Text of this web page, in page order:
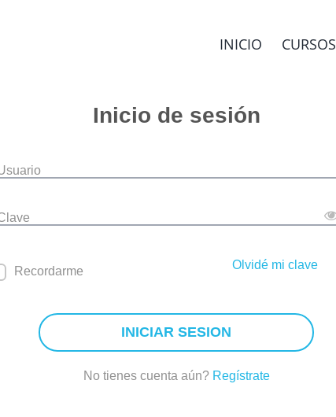
INICIO CURSOS
Inicio de sesión
Recordarme
INICIAR SESION
Olvidé mi clave
No tienes cuenta aún? Regístrate